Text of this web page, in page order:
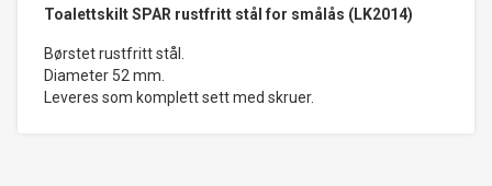
Toalettskilt SPAR rustfritt stål for smålås (LK2014)
Børstet rustfritt stål.
Diameter 52 mm.
Leveres som komplett sett med skruer.